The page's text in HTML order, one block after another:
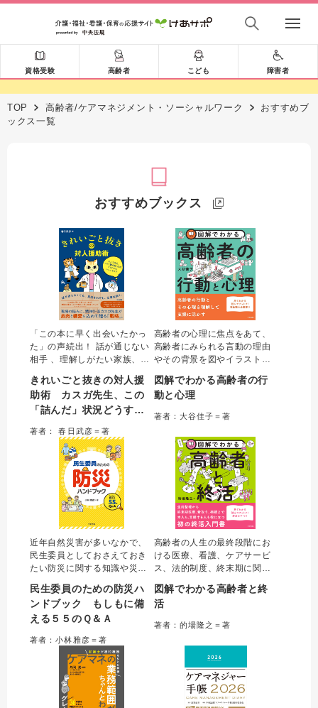
資格受験 高齢者 こども 障害者
TOP 高齢者/ケアマネジメント・ソーシャルワーク
おすすめブ
ックス一覧
おすすめブックス
「この本に早く出会いたかっ
た」の声続出！ 話が通じない
相手 、理解しがたい家族、拭
スガ先生とトリイさんの会話
で、現場の「詰んだ状況」を
解きほぐし、落としどころや
とかかわるすべての専門職に
贈る処方箋。
きれいごと抜きの対人援
助術 カスガ先生、この
「詰んだ」状況どうすれ
著者： 春日武彦＝著
高齢者の心理に焦点をあて、
高齢者にみられる言動の理由
やその背景を図やイラストを
そのものの理解だけでなく、
心理という内面の部分が見え
ジャーなどの専門職が高齢者
本人を理解したかかわりがで
きるようになる一冊。
図解でわかる高齢者の行
動と心理
著者：大谷佳子＝著
近年自然災害が多いなかで、
民生委員としておさえておき
たい防災に関する知識や災害
いをもとに解説する。防災や
災害時の取り組み、災害時に
特に配慮を必要とする人への
し、もしもに備える一冊。
民生委員のための防災ハ
ンドブック もしもに備
える５５のＱ＆Ａ
著者：小林雅彦＝著
高齢者の人生の最終段階にお
ける医療、看護、ケアサービ
ス、法的制度、終末期に関す
た初の「終活入門書」。著者
が持つ、行政書士・看護師・
し、医療・福祉・法務の各分
野を横断した他書にはない包
括的な実践解説が特長。
図解でわかる高齢者と終
活
著者：的場隆之＝著